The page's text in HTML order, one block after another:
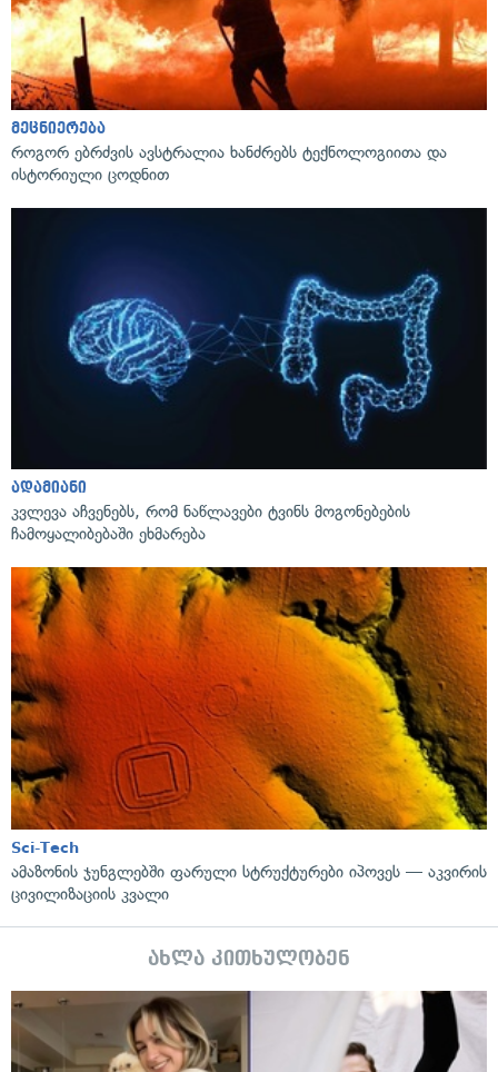
მეცნიერება
როგორ ებრძვის ავსტრალია ხანძრებს ტექნოლოგიითა და
ისტორიული ცოდნით
ადამიანი
კვლევა აჩვენებს, რომ ნაწლავები ტვინს მოგონებების
ჩამოყალიბებაში ეხმარება
Sci-Tech
ამაზონის ჯუნგლებში ფარული სტრუქტურები იპოვეს — აკვირის
ცივილიზაციის კვალი
ახლა კითხულობენ